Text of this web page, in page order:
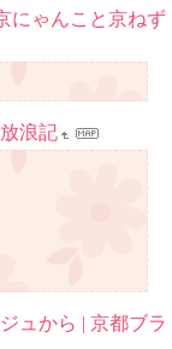
にゃんこと京ねず
浪記
ュから | 京都ブラ